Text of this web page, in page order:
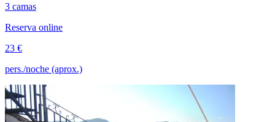
3 camas
Reserva online
23 €
pers./noche (aprox.)